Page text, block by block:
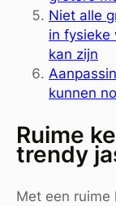
Niet alle
in fysieke
kan zijn
kunnen
Ruime
trendy
Met een ruime